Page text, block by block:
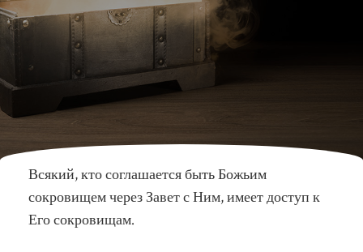
16
февраля
Всякий, кто соглашается быть Божьим
сокровищем через Завет с Ним, имеет доступ к
Его сокровищам.